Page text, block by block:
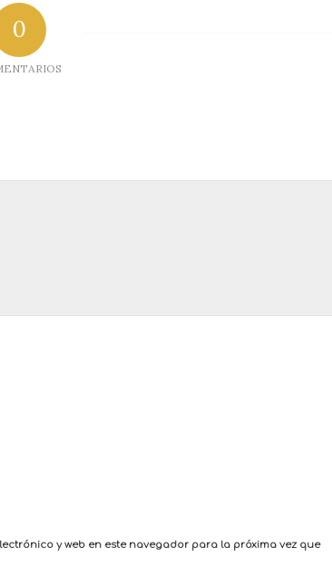
0
y web en este navegador para la próxima vez que